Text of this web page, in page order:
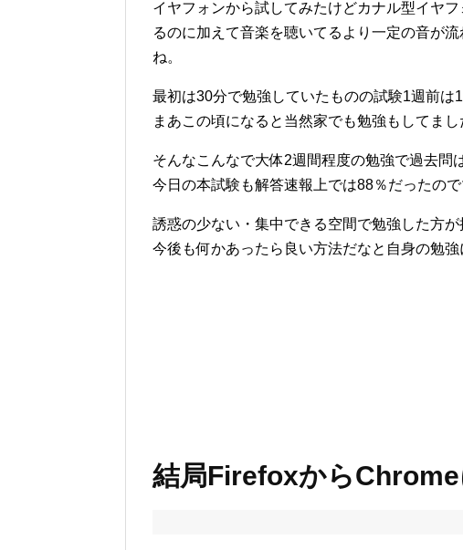
イヤフォンから試してみたけどカナル型イヤ
るのに加えて音楽を聴いてるより一定の音が
ね。
最初は30分で勉強していたものの試験1週前は
まあこの頃になると当然家でも勉強もしてま
そんなこんなで大体2週間程度の勉強で過去問
今日の本試験も解答速報上では88％だったの
誘惑の少ない・集中できる空間で勉強した方
今後も何かあったら良い方法だなと自身の勉
結局Firefoxから